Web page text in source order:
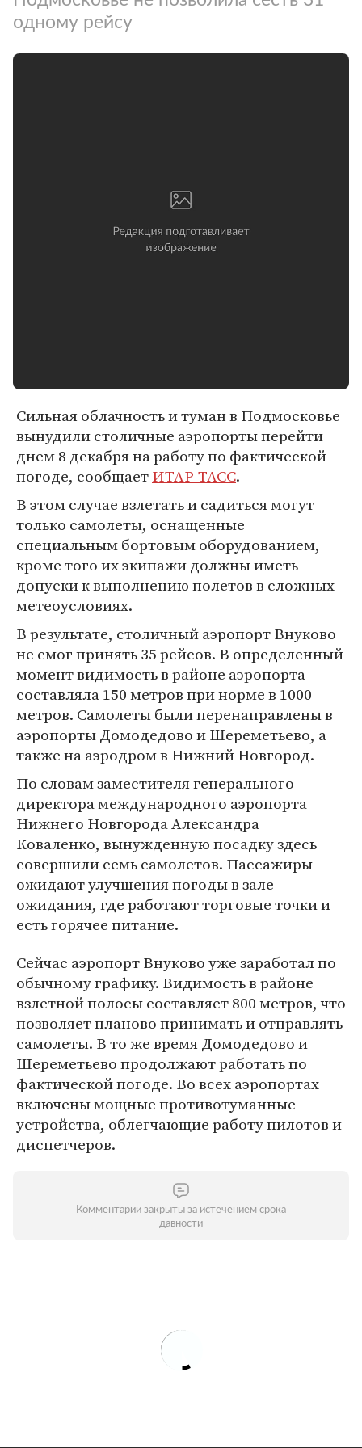
одному рейсу
Сильная облачность и туман в Подмосковье
вынудили столичные аэропорты перейти
днем 8 декабря на работу по фактической
погоде, сообщаетИТАР-ТАСС.
В этом случае взлетать и садиться могут
только самолеты, оснащенные
специальным бортовым оборудованием,
кроме того их экипажи должны иметь
допуски к выполнению полетов в сложных
метеоусловиях.
В результате, столичный аэропорт Внуково
не смог принять 35 рейсов. В определенный
момент видимость в районе аэропорта
составляла 150 метров при норме в 1000
метров. Самолеты были перенаправлены в
аэропорты Домодедово и Шереметьево, а
также на аэродром в Нижний Новгород.
По словам заместителя генерального
директора международного аэропорта
Нижнего Новгорода Александра
Коваленко, вынужденную посадку здесь
совершили семь самолетов. Пассажиры
ожидают улучшения погоды в зале
ожидания, где работают торговые точки и
есть горячее питание.
Сейчас аэропорт Внуково уже заработал по
обычному графику. Видимость в районе
взлетной полосы составляет 800 метров, что
позволяет планово принимать и отправлять
самолеты. В то же время Домодедово и
Шереметьево продолжают работать по
фактической погоде. Во всех аэропортах
включены мощные противотуманные
устройства, облегчающие работу пилотов и
диспетчеров.
Комментарии закрыты за истечением срока
давности